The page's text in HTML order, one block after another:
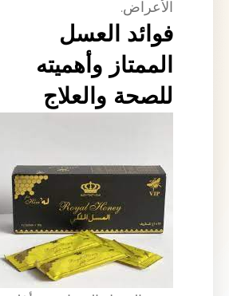
الأعراض.
فوائد العسل
الممتاز وأهميته
للصحة والعلاج